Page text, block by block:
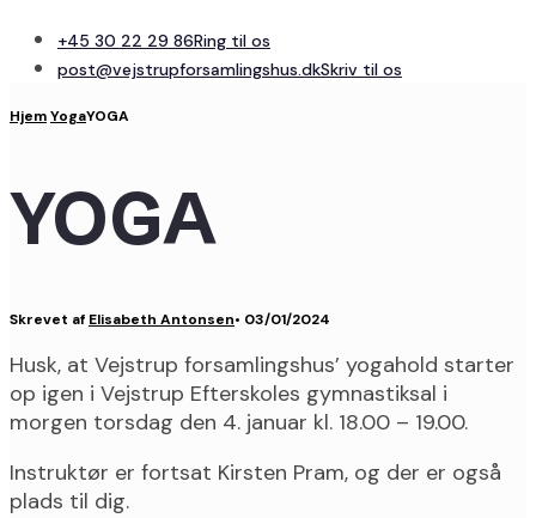
+45 30 22 29 86Ring til os
post@vejstrupforsamlingshus.dkSkriv til os
HjemYogaYOGA
YOGA
Skrevet af Elisabeth Antonsen• 03/01/2024
Husk, at Vejstrup forsamlingshus’ yogahold starter
op igen i Vejstrup Efterskoles gymnastiksal i
morgen torsdag den 4. januar kl. 18.00 – 19.00.
Instruktør er fortsat Kirsten Pram, og der er også
plads til dig.